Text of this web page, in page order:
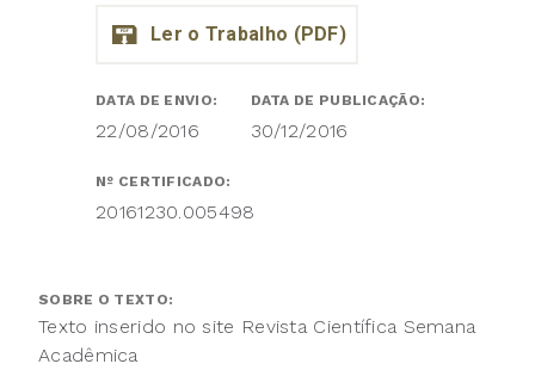
DATA DE ENVIO:
22/08/2016
DATA DE PUBLICAÇÃO:
30/12/2016
Nº CERTIFICADO:
20161230.005498
SOBRE O TEXTO:
Texto inserido no site Revista Científica Semana
Acadêmica